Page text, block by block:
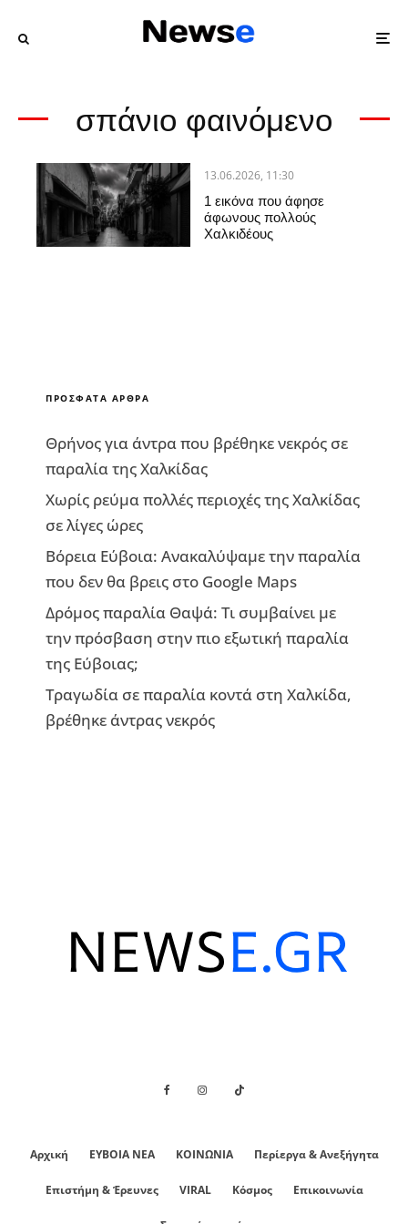
σπάνιο φαινόμενο
13.06.2026, 11:30
1 εικόνα που άφησε
άφωνους πολλούς
Χαλκιδέους
ΠΡΌΣΦΑΤΑ ΆΡΘΡΑ
Θρήνος για άντρα που βρέθηκε νεκρός σε
παραλία της Χαλκίδας
Χωρίς ρεύμα πολλές περιοχές της Χαλκίδας
σε λίγες ώρες
Βόρεια Εύβοια: Ανακαλύψαμε την παραλία
που δεν θα βρεις στο Google Maps
Δρόμος παραλία Θαψά: Τι συμβαίνει με
την πρόσβαση στην πιο εξωτική παραλία
της Εύβοιας;
Τραγωδία σε παραλία κοντά στη Χαλκίδα,
βρέθηκε άντρας νεκρός
Αρχική ΕΥΒΟΙΑ ΝΕΑ ΚΟΙΝΩΝΙΑ Περίεργα & Ανεξήγητα
Επιστήμη & Έρευνες VIRAL Κόσμος Επικοινωνία